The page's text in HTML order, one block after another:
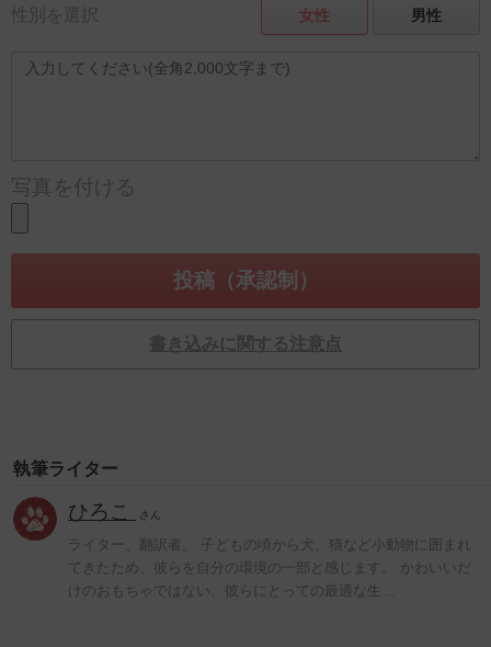
性別を選択 女性 男性
写真を付ける
書き込みに関する注意点
執筆ライター
ひろこ さん
ライター、翻訳者。 子どもの頃から犬、猫など小動物に囲まれ
てきたため、彼らを自分の環境の一部と感じます。 かわいいだ
けのおもちゃではない、彼らにとっての最適な生…